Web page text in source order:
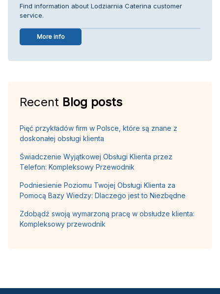
Find information about Lodziarnia Caterina customer
service.
More info
Recent Blog posts
Pięć przykładów firm w Polsce, które są znane z
doskonałej obsługi klienta
Świadczenie Wyjątkowej Obsługi Klienta przez
Telefon: Kompleksowy Przewodnik
Podniesienie Poziomu Twojej Obsługi Klienta za
Pomocą Bazy Wiedzy: Dlaczego jest to Niezbędne
Zdobądź swoją wymarzoną pracę w obsłudze klienta:
Kompleksowy przewodnik